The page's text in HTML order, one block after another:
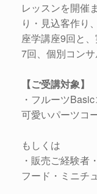
レッスンを開催
り・見込客作り
座学講座9回と
7回、個別コンサ
【ご受講対象】
・フルーツ
可愛いパーツコ
もしくは
・販売ご経験者
フード・ミニチ